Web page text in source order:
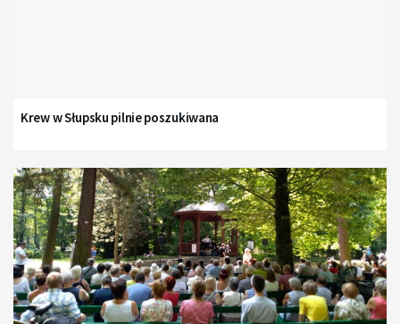
Krew w Słupsku pilnie poszukiwana